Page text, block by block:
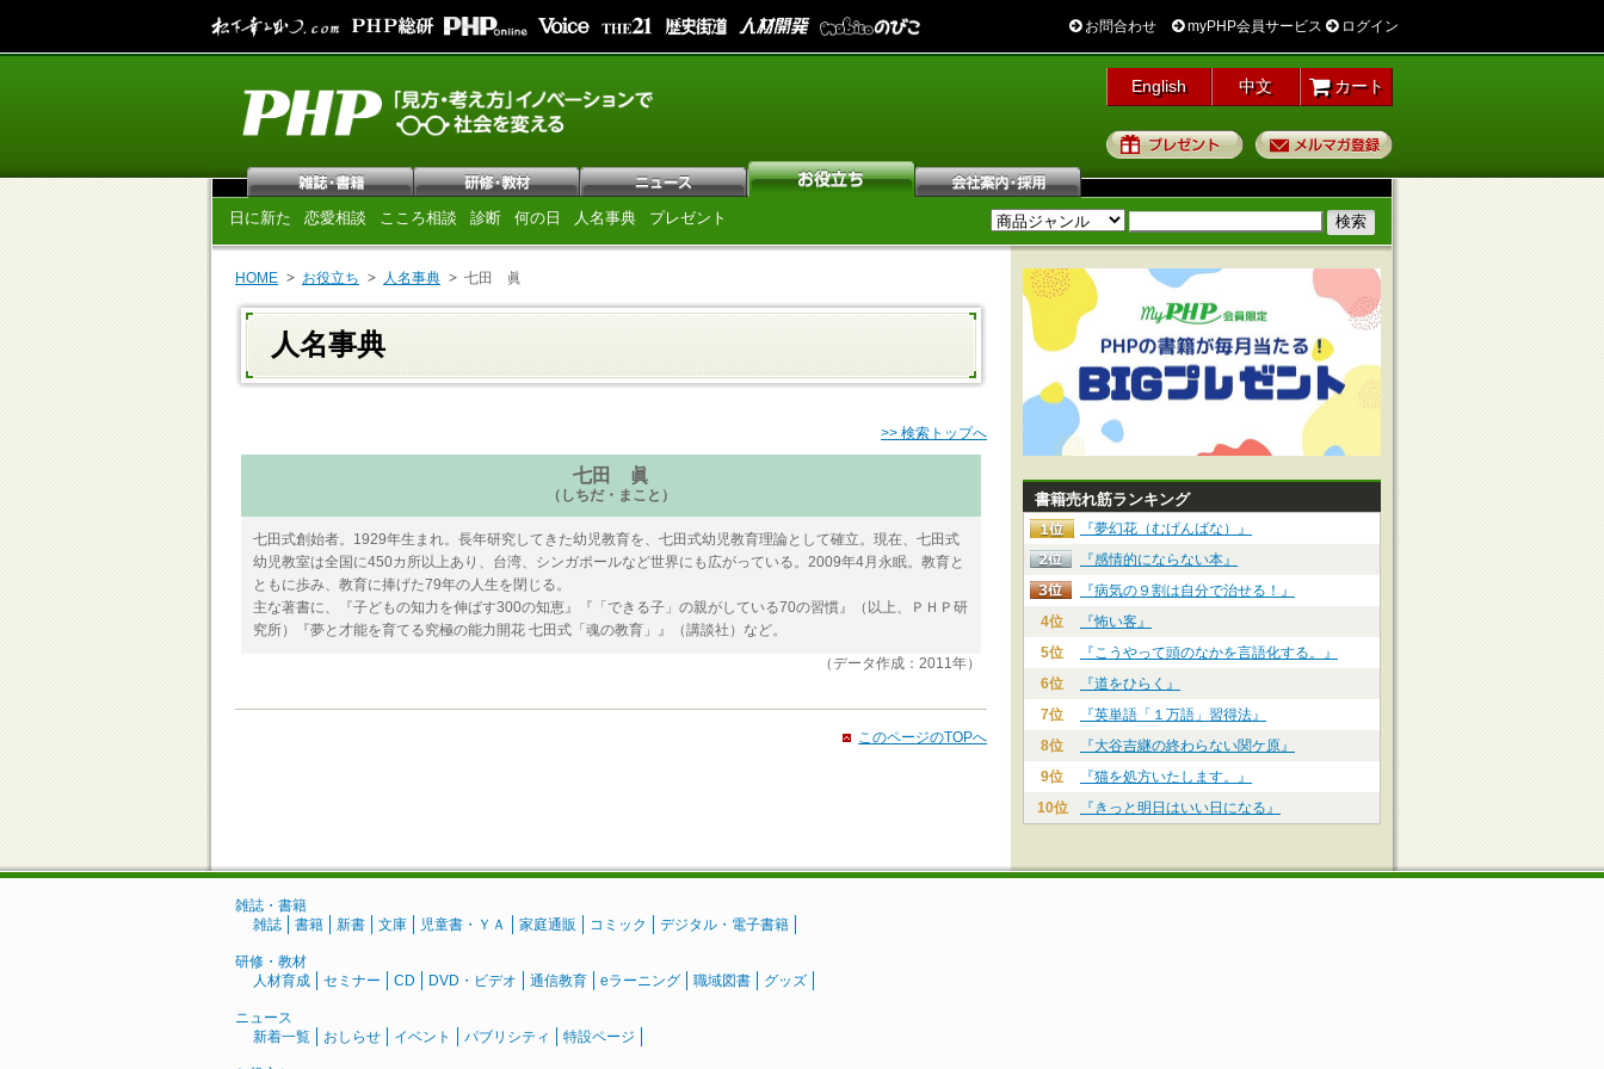
お問合わせ myPHP会員サービス ログイン
English 中文 カート
プレゼント
日に新た 恋愛相談 こころ相談 診断 何の日 人名事典 プレゼント
HOME お役立ち 人名事典 七田 眞
人名事典
>> 検索トップへ
七田 眞
（しちだ・まこと）
七田式創始者。1929年生まれ。長年研究してきた幼児教育を、七田式幼児教育理論として確立。現在、七田式
幼児教室は全国に450カ所以上あり、台湾、シンガポールなど世界にも広がっている。2009年4月永眠。教育と
ともに歩み、教育に捧げた79年の人生を閉じる。
主な著書に、『子どもの知力を伸ばす300の知恵』『「できる子」の親がしている70の習慣』（以上、ＰＨＰ研
究所）『夢と才能を育てる究極の能力開花 七田式「魂の教育」』（講談社）など。
（データ作成：2011年）
このページのTOPへ
書籍売れ筋ランキング
『夢幻花（むげんばな）』
『感情的にならない本』
『病気の９割は自分で治せる！』
4位
『怖い客』
5位
『こうやって頭のなかを言語化する。』
6位
『道をひらく』
7位
『英単語「１万語」習得法』
8位
『大谷吉継の終わらない関ケ原』
9位
『猫を処方いたします。』
10位
『きっと明日はいい日になる』
雑誌・書籍
雑誌
書籍 新書 文庫 児童書・ＹＡ 家庭通販 コミック デジタル・電子書籍
研修・教材
人材育成
セミナー CD DVD・ビデオ 通信教育 eラーニング 職域図書 グッズ
ニュース
新着一覧
おしらせ イベント パブリシティ 特設ページ